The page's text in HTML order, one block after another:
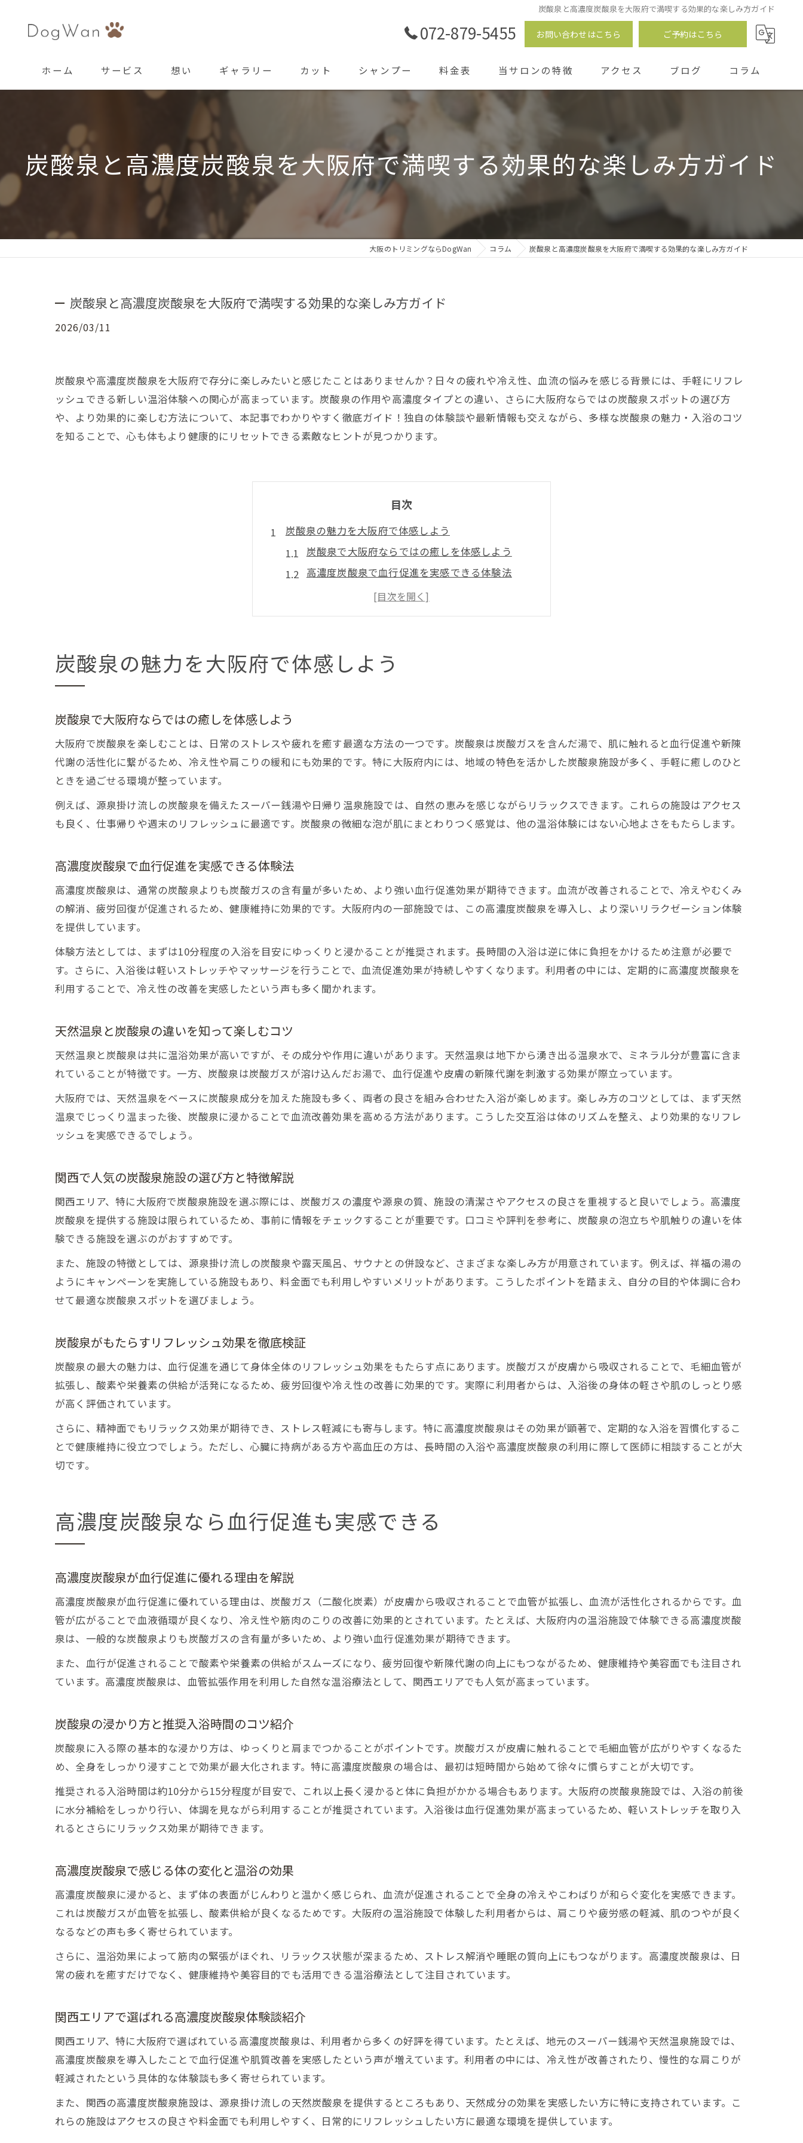
炭酸泉と高濃度炭酸泉を大阪府で満喫する効果的な楽しみ方ガイド
072-879-5455 お問い合わせはこちら ご予約はこちら
ホーム サービス 想い ギャラリー カット シャンプー 料金表 当サロンの特徴
ごあいさつ
ホテル
送迎
アクセス ブログ コラム
炭酸泉と高濃度炭酸泉を大阪府で満喫する効果的な楽しみ方ガイド
大阪のトリミングならDogWan コラム 炭酸泉と高濃度炭酸泉を大阪府で満喫する効果的な楽しみ方ガイド
炭酸泉と高濃度炭酸泉を大阪府で満喫する効果的な楽しみ方ガイド
2026/03/11
炭酸泉や高濃度炭酸泉を大阪府で存分に楽しみたいと感じたことはありませんか？日々の疲れや冷え性、血流の悩みを感じる背景には、手軽にリフレ
ッシュできる新しい温浴体験への関心が高まっています。炭酸泉の作用や高濃度タイプとの違い、さらに大阪府ならではの炭酸泉スポットの選び方
や、より効果的に楽しむ方法について、本記事でわかりやすく徹底ガイド！独自の体験談や最新情報も交えながら、多様な炭酸泉の魅力・入浴のコツ
を知ることで、心も体もより健康的にリセットできる素敵なヒントが見つかります。
目次
炭酸泉の魅力を大阪府で体感しよう
炭酸泉で大阪府ならではの癒しを体感しよう
高濃度炭酸泉で血行促進を実感できる体験法
天然温泉と炭酸泉の違いを知って楽しむコツ
関西で人気の炭酸泉施設の選び方と特徴解説
高濃度炭酸泉なら血行促進も実感できる
高濃度炭酸泉が血行促進に優れる理由を解説
関西エリアで選ばれる高濃度炭酸泉体験談紹介
炭酸泉とサウナの組み合わせ効果を考察する
天然炭酸泉が選ばれる理由とその魅力とは
炭酸泉の源泉掛け流し施設選びの注意点
天然温泉と炭酸泉の違いを分かりやすく紹介
話題の高濃度炭酸泉を徹底解説
炭酸泉の濃度がもたらす美容と健康効果の秘密
関西で体験できる高濃度炭酸泉の魅力を紹介
高濃度炭酸泉の正しい入浴方法と時間の目安
炭酸泉と高濃度タイプの違いとは
炭酸泉と高濃度炭酸泉の違いを詳しく解説
高濃度炭酸泉の特徴と通常タイプの比較ポイント
炭酸泉選びで注目すべき濃度と効果の差まとめ
実際に体感できる炭酸泉の効能の違いを検証
炭酸泉の正しい楽しみ方と入浴前の準備
炭酸泉とサウナ組み合わせ活用法のポイント
炭酸泉で日々の疲れや冷え性をリセットしよう
炭酸泉の魅力を大阪府で体感しよう
炭酸泉で大阪府ならではの癒しを体感しよう
大阪府で炭酸泉を楽しむことは、日常のストレスや疲れを癒す最適な方法の一つです。炭酸泉は炭酸ガスを含んだ湯で、肌に触れると血行促進や新陳
代謝の活性化に繋がるため、冷え性や肩こりの緩和にも効果的です。特に大阪府内には、地域の特色を活かした炭酸泉施設が多く、手軽に癒しのひと
ときを過ごせる環境が整っています。
例えば、源泉掛け流しの炭酸泉を備えたスーパー銭湯や日帰り温泉施設では、自然の恵みを感じながらリラックスできます。これらの施設はアクセス
も良く、仕事帰りや週末のリフレッシュに最適です。炭酸泉の微細な泡が肌にまとわりつく感覚は、他の温浴体験にはない心地よさをもたらします。
高濃度炭酸泉で血行促進を実感できる体験法
高濃度炭酸泉は、通常の炭酸泉よりも炭酸ガスの含有量が多いため、より強い血行促進効果が期待できます。血流が改善されることで、冷えやむくみ
の解消、疲労回復が促進されるため、健康維持に効果的です。大阪府内の一部施設では、この高濃度炭酸泉を導入し、より深いリラクゼーション体験
を提供しています。
体験方法としては、まずは10分程度の入浴を目安にゆっくりと浸かることが推奨されます。長時間の入浴は逆に体に負担をかけるため注意が必要で
す。さらに、入浴後は軽いストレッチやマッサージを行うことで、血流促進効果が持続しやすくなります。利用者の中には、定期的に高濃度炭酸泉を
利用することで、冷え性の改善を実感したという声も多く聞かれます。
天然温泉と炭酸泉の違いを知って楽しむコツ
天然温泉と炭酸泉は共に温浴効果が高いですが、その成分や作用に違いがあります。天然温泉は地下から湧き出る温泉水で、ミネラル分が豊富に含ま
れていることが特徴です。一方、炭酸泉は炭酸ガスが溶け込んだお湯で、血行促進や皮膚の新陳代謝を刺激する効果が際立っています。
大阪府では、天然温泉をベースに炭酸泉成分を加えた施設も多く、両者の良さを組み合わせた入浴が楽しめます。楽しみ方のコツとしては、まず天然
温泉でじっくり温まった後、炭酸泉に浸かることで血流改善効果を高める方法があります。こうした交互浴は体のリズムを整え、より効果的なリフレ
ッシュを実感できるでしょう。
関西で人気の炭酸泉施設の選び方と特徴解説
関西エリア、特に大阪府で炭酸泉施設を選ぶ際には、炭酸ガスの濃度や源泉の質、施設の清潔さやアクセスの良さを重視すると良いでしょう。高濃度
炭酸泉を提供する施設は限られているため、事前に情報をチェックすることが重要です。口コミや評判を参考に、炭酸泉の泡立ちや肌触りの違いを体
験できる施設を選ぶのがおすすめです。
また、施設の特徴としては、源泉掛け流しの炭酸泉や露天風呂、サウナとの併設など、さまざまな楽しみ方が用意されています。例えば、祥福の湯の
ようにキャンペーンを実施している施設もあり、料金面でも利用しやすいメリットがあります。こうしたポイントを踏まえ、自分の目的や体調に合わ
せて最適な炭酸泉スポットを選びましょう。
炭酸泉がもたらすリフレッシュ効果を徹底検証
炭酸泉の最大の魅力は、血行促進を通じて身体全体のリフレッシュ効果をもたらす点にあります。炭酸ガスが皮膚から吸収されることで、毛細血管が
拡張し、酸素や栄養素の供給が活発になるため、疲労回復や冷え性の改善に効果的です。実際に利用者からは、入浴後の身体の軽さや肌のしっとり感
が高く評価されています。
さらに、精神面でもリラックス効果が期待でき、ストレス軽減にも寄与します。特に高濃度炭酸泉はその効果が顕著で、定期的な入浴を習慣化するこ
とで健康維持に役立つでしょう。ただし、心臓に持病がある方や高血圧の方は、長時間の入浴や高濃度炭酸泉の利用に際して医師に相談することが大
切です。
高濃度炭酸泉なら血行促進も実感できる
高濃度炭酸泉が血行促進に優れる理由を解説
高濃度炭酸泉が血行促進に優れている理由は、炭酸ガス（二酸化炭素）が皮膚から吸収されることで血管が拡張し、血流が活性化されるからです。血
管が広がることで血液循環が良くなり、冷え性や筋肉のこりの改善に効果的とされています。たとえば、大阪府内の温浴施設で体験できる高濃度炭酸
泉は、一般的な炭酸泉よりも炭酸ガスの含有量が多いため、より強い血行促進効果が期待できます。
また、血行が促進されることで酸素や栄養素の供給がスムーズになり、疲労回復や新陳代謝の向上にもつながるため、健康維持や美容面でも注目され
ています。高濃度炭酸泉は、血管拡張作用を利用した自然な温浴療法として、関西エリアでも人気が高まっています。
炭酸泉の浸かり方と推奨入浴時間のコツ紹介
炭酸泉に入る際の基本的な浸かり方は、ゆっくりと肩までつかることがポイントです。炭酸ガスが皮膚に触れることで毛細血管が広がりやすくなるた
め、全身をしっかり浸すことで効果が最大化されます。特に高濃度炭酸泉の場合は、最初は短時間から始めて徐々に慣らすことが大切です。
推奨される入浴時間は約10分から15分程度が目安で、これ以上長く浸かると体に負担がかかる場合もあります。大阪府の炭酸泉施設では、入浴の前後
に水分補給をしっかり行い、体調を見ながら利用することが推奨されています。入浴後は血行促進効果が高まっているため、軽いストレッチを取り入
れるとさらにリラックス効果が期待できます。
高濃度炭酸泉で感じる体の変化と温浴の効果
高濃度炭酸泉に浸かると、まず体の表面がじんわりと温かく感じられ、血流が促進されることで全身の冷えやこわばりが和らぐ変化を実感できます。
これは炭酸ガスが血管を拡張し、酸素供給が良くなるためです。大阪府の温浴施設で体験した利用者からは、肩こりや疲労感の軽減、肌のつやが良く
なるなどの声も多く寄せられています。
さらに、温浴効果によって筋肉の緊張がほぐれ、リラックス状態が深まるため、ストレス解消や睡眠の質向上にもつながります。高濃度炭酸泉は、日
常の疲れを癒すだけでなく、健康維持や美容目的でも活用できる温浴療法として注目されています。
関西エリアで選ばれる高濃度炭酸泉体験談紹介
関西エリア、特に大阪府で選ばれている高濃度炭酸泉は、利用者から多くの好評を得ています。たとえば、地元のスーパー銭湯や天然温泉施設では、
高濃度炭酸泉を導入したことで血行促進や肌質改善を実感したという声が増えています。利用者の中には、冷え性が改善されたり、慢性的な肩こりが
軽減されたという具体的な体験談も多く寄せられています。
また、関西の高濃度炭酸泉施設は、源泉掛け流しの天然炭酸泉を提供するところもあり、天然成分の効果を実感したい方に特に支持されています。こ
れらの施設はアクセスの良さや料金面でも利用しやすく、日常的にリフレッシュしたい方に最適な環境を提供しています。